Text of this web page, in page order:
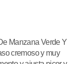
Manzana Verde Y
cremoso y muy